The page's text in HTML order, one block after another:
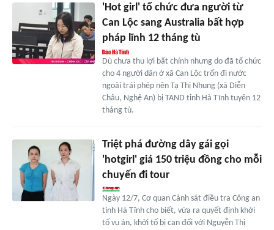
'Hot girl' tổ chức đưa người từ
Can Lộc sang Australia bất hợp
pháp lĩnh 12 tháng tù
Dù chưa thu lợi bất chính nhưng do đã tổ chức
cho 4 người dân ở xã Can Lộc trốn đi nước
ngoài trái phép nên Tạ Thị Nhung (xã Diễn
Châu, Nghệ An) bị TAND tỉnh Hà Tĩnh tuyên 12
tháng tù.
Triệt phá đường dây gái gọi
'hotgirl' giá 150 triệu đồng cho mỗi
chuyến đi tour
Ngày 12/7, Cơ quan Cảnh sát điều tra Công an
tỉnh Hà Tĩnh cho biết, vừa ra quyết định khởi
tố vụ án, khởi tố bị can đối với Nguyễn Thị